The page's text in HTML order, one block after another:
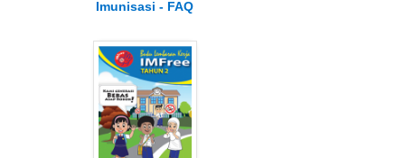
Imunisasi - FAQ